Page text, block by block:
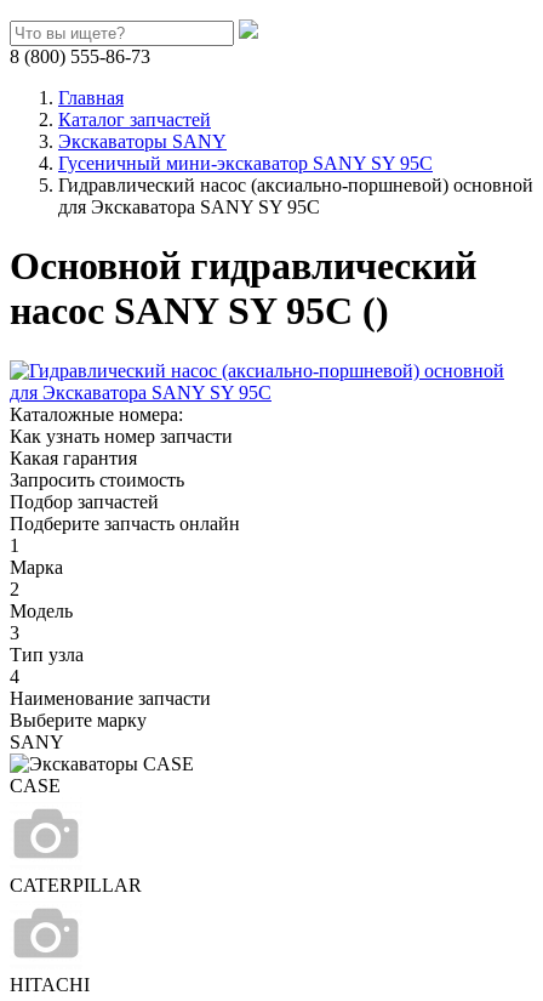
8 (800) 555-86-73
Главная
Каталог запчастей
Экскаваторы SANY
Гусеничный мини-экскаватор SANY SY 95C
Гидравлический насос (аксиально-поршневой) основной
для Экскаватора SANY SY 95C
Основной гидравлический
насос SANY SY 95C ()
Каталожные номера:
Как узнать номер запчасти
Какая гарантия
Запросить стоимость
Подбор запчастей
Подберите запчасть онлайн
1
Марка
2
Модель
3
Тип узла
4
Наименование запчасти
Выберите марку
SANY
CASE
CATERPILLAR
HITACHI